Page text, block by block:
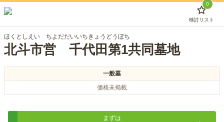
0
検討リスト
ほくとしえい ちよだだいいちきょうどうぼち
北斗市営 千代田第1共同墓地
一般墓
価格未掲載
まずは